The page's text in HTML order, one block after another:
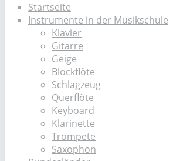
Startseite
Instrumente in der Musikschule
Klavier
Gitarre
Geige
Blockflöte
Schlagzeug
Querflöte
Keyboard
Klarinette
Trompete
Saxophon